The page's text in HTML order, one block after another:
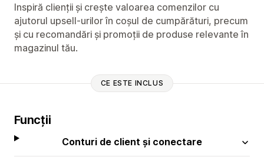
Inspiră clienții și crește valoarea comenzilor cu
ajutorul upsell-urilor în coșul de cumpărături, precum
și cu recomandări și promoții de produse relevante în
magazinul tău.
CE ESTE INCLUS
Funcții
Conturi de client și conectare